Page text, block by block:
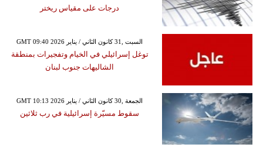
درجات على مقياس ريختر
GMT 09:40 2026 السبت ,31 كانون الثاني / يناير
توغل إسرائيلي في الخيام وتفجيرات بمنطقة
الشاليهات جنوب لبنان
GMT 10:13 2026 الجمعة ,30 كانون الثاني / يناير
سقوط مسيّرة إسرائيلية في رب ثلاثين